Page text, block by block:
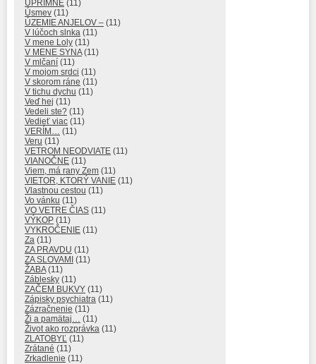
ÚPRIMNE (11)
Úsmev (11)
ÚZEMIE ANJELOV – (11)
V lúčoch slnka (11)
V mene Loly (11)
V MENE SYNA(11)
V mlčaní (11)
V mojom srdci (11)
V skorom ráne (11)
V tichu dychu (11)
Veď hej (11)
Vedeli ste? (11)
Vedieť viac (11)
VERÍM…
(11)
Veru (11)
VETROM NEODVIATE (11)
VIANOČNE (11)
Viem, má rany Zem (11)
VIETOR, KTORÝ VANIE (11)
Vlastnou cestou (11)
Vo vánku (11)
VO VETRE ČIAS (11)
VÝKOP (11)
VYKROČENIE (11)
Za (11)
ZA PRAVDU (11)
ZA SLOVAMI (11)
ŽABA(11)
Záblesky (11)
ZAČEM BUKVY (11)
Zápisky psychiatra (11)
Zázračnenie (11)
Ži a pamätaj…
(11)
Život ako rozprávka (11)
ZLATOBYĽ (11)
Zrátané (11)
Zrkadlenie (11)